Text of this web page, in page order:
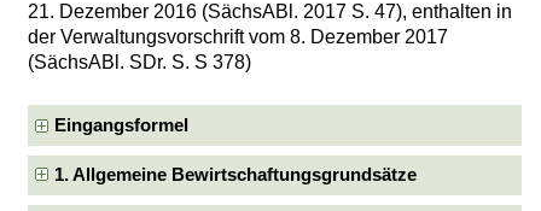
21. Dezember 2016 (SächsABl. 2017 S. 47), enthalten in
der Verwaltungsvorschrift vom 8. Dezember 2017
(SächsABl. SDr. S. S 378)
Eingangsformel
1. Allgemeine Bewirtschaftungsgrundsätze